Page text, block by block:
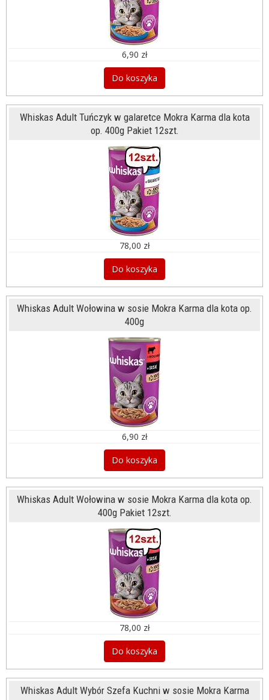
6,90 zł
Do koszyka
Whiskas Adult Tuńczyk w galaretce Mokra Karma dla kota
op. 400g Pakiet 12szt.
78,00 zł
Do koszyka
Whiskas Adult Wołowina w sosie Mokra Karma dla kota op.
400g
6,90 zł
Do koszyka
Whiskas Adult Wołowina w sosie Mokra Karma dla kota op.
400g Pakiet 12szt.
78,00 zł
Do koszyka
Whiskas Adult Wybór Szefa Kuchni w sosie Mokra Karma